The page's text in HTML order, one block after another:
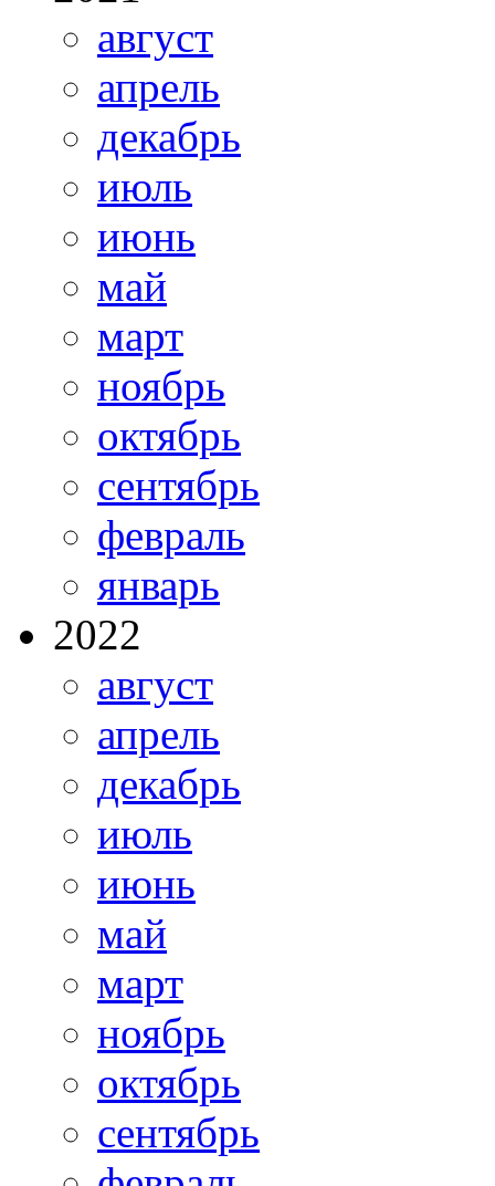
август
апрель
декабрь
июль
июнь
май
март
ноябрь
октябрь
сентябрь
февраль
январь
2022
август
апрель
декабрь
июль
июнь
май
март
ноябрь
октябрь
сентябрь